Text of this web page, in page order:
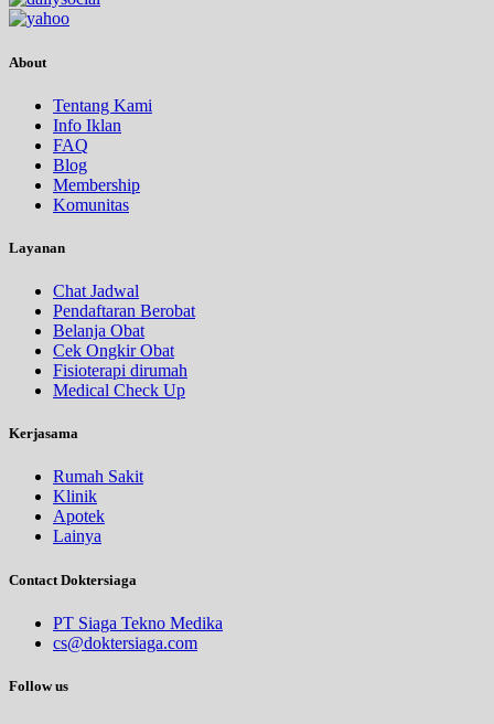
About
Tentang Kami
Info Iklan
FAQ
Blog
Membership
Komunitas
Layanan
Chat Jadwal
Pendaftaran Berobat
Belanja Obat
Cek Ongkir Obat
Fisioterapi dirumah
Medical Check Up
Kerjasama
Rumah Sakit
Klinik
Apotek
Lainya
Contact Doktersiaga
PT Siaga Tekno Medika
cs@doktersiaga.com
Follow us